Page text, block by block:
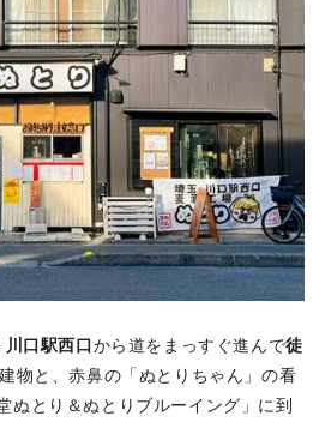
口駅西口から道をまっすぐ進んで徒
物と、赤鼻の「ぬとりちゃん」の看
ぬとり＆ぬとりブルーイング」に到